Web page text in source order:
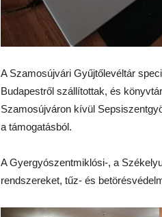
A Szamosújvári Gyűjtőlevéltár
Budapestről szállítottak, és
Szamosújváron kívül
a támogatásból.
A Gyergyószentmiklósi-, a
rendszereket, tűz- és